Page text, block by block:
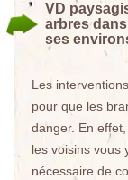
VD
arbres
ses
Les
pour que les
danger. En
les voisins vous
nécessaire de